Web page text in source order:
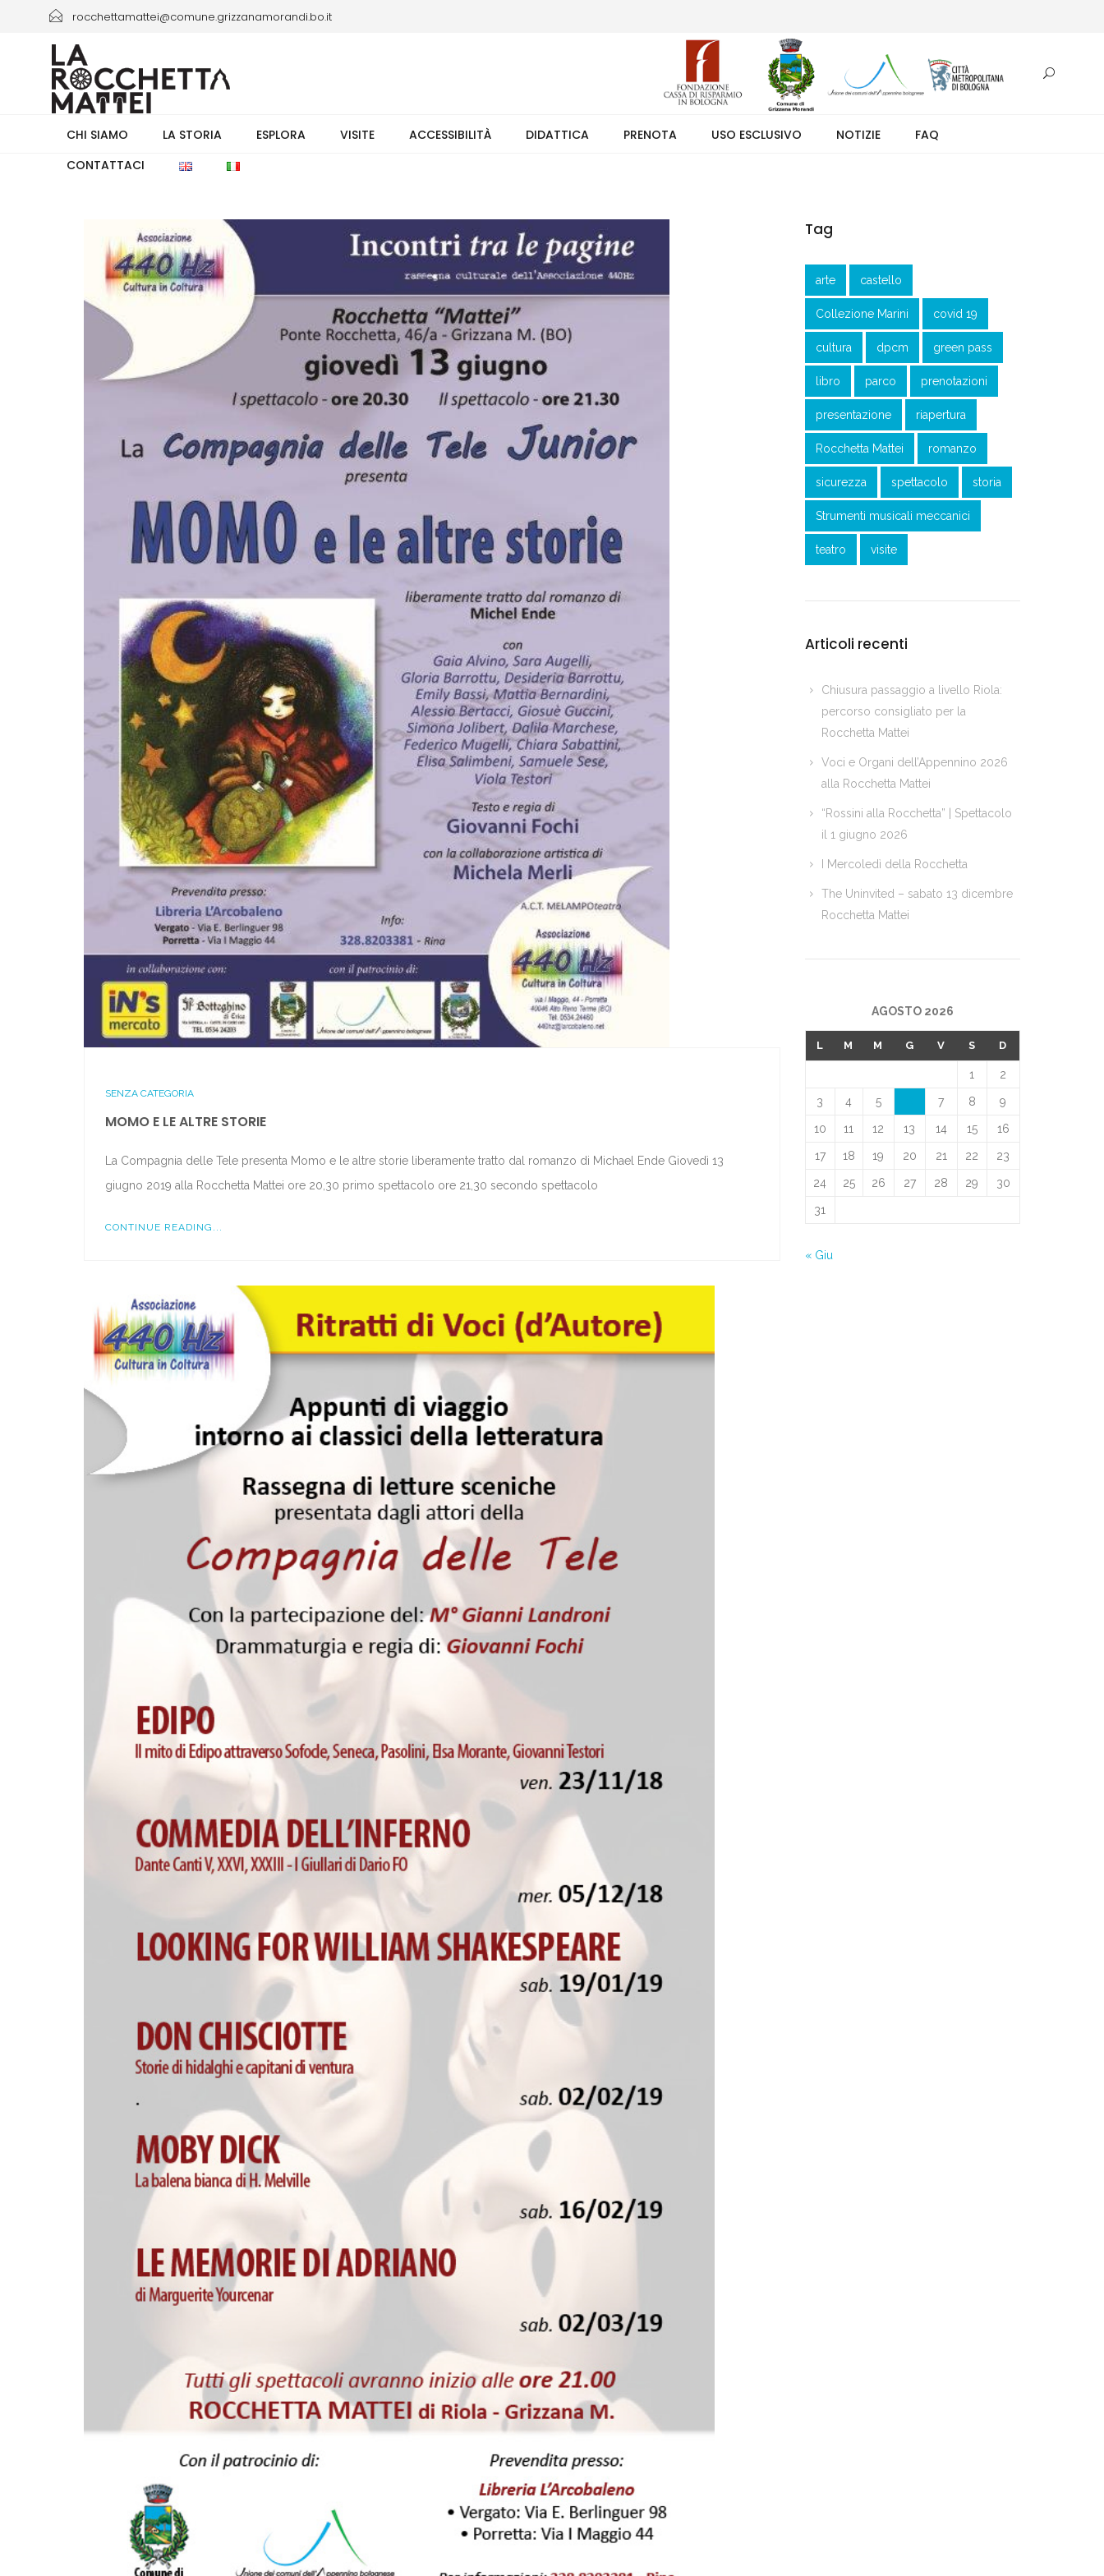
rocchettamattei@comune.grizzanamorandi.bo.it
+39 3661433941/+39 051 6730335 orario 8.00-13.30 (weekend +39 351 7373891 orario 9.00-17.30). Ingresso solo su prenotazione.
CHI SIAMO LA STORIA ESPLORA VISITE ACCESSIBILITÀ DIDATTICA PRENOTA USO ESCLUSIVO NOTIZIE
FAQ
CONTATTACI
SENZA CATEGORIA
MOMO E LE ALTRE STORIE
La Compagnia delle Tele presenta Momo e le altre storie liberamente tratto dal romanzo di Michael Ende Giovedì 13
giugno 2019 alla Rocchetta Mattei ore 20,30 primo spettacolo ore 21,30 secondo spettacolo
CONTINUE READING...
Tag
arte castello
Collezione Marini covid 19
cultura dpcm green pass
libro parco prenotazioni
presentazione riapertura
Rocchetta Mattei romanzo
sicurezza spettacolo storia
Strumenti musicali meccanici
teatro visite
Articoli recenti
Chiusura passaggio a livello Riola:
percorso consigliato per la
Rocchetta Mattei
Voci e Organi dell’Appennino 2026
alla Rocchetta Mattei
“Rossini alla Rocchetta” | Spettacolo
il 1 giugno 2026
I Mercoledì della Rocchetta
The Uninvited – sabato 13 dicembre
Rocchetta Mattei
AGOSTO 2026
L M M G V S D
1 2
3 4 5 7 8 9
10 11 12 13 14 15 16
17 18 19 20 21 22 23
24 25 26 27 28 29 30
31
« Giu